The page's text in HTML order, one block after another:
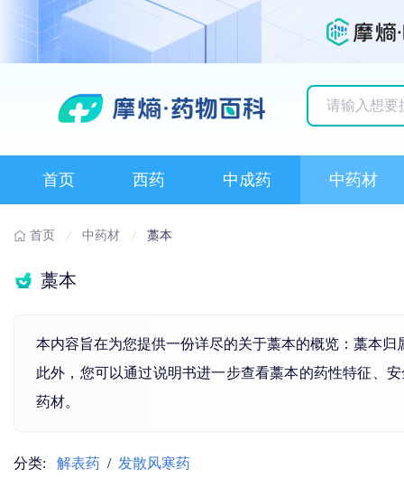
首页 西药 中成药 中药材
首页 中药材 藁本
藁本
本内容旨在为您提供一份详尽的关于藁本的概览：藁本
此外，您可以通过说明书进一步查看藁本的药性特征、
药材。
分类: 解表药 / 发散风寒药